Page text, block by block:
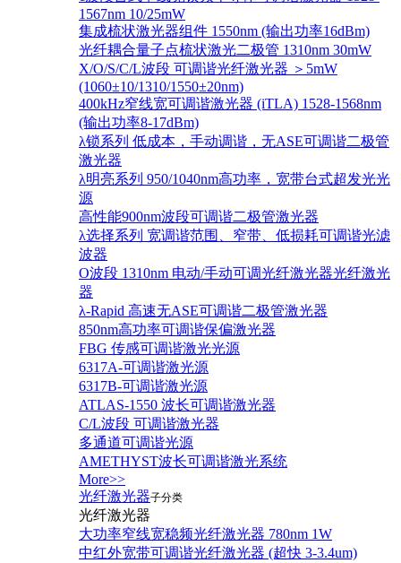
1567nm 10/25mW
集成梳状激光器组件 1550nm (输出功率16dBm)
光纤耦合量子点梳状激光二极管 1310nm 30mW
X/O/S/C/L波段 可调谐光纤激光器 ＞5mW
(1060±10/1310/1550±20nm)
400kHz窄线宽可调谐激光器 (iTLA) 1528-1568nm
(输出功率8-17dBm)
λ锁系列 低成本，手动调谐，无ASE可调谐二极管
激光器
λ明亮系列 950/1040nm高功率，宽带台式超发光光
源
高性能900nm波段可调谐二极管激光器
λ选择系列 宽调谐范围、窄带、低损耗可调谐光滤
波器
O波段 1310nm 电动/手动可调光纤激光器光纤激光
器
λ-Rapid 高速无ASE可调谐二极管激光器
850nm高功率可调谐保偏激光器
FBG 传感可调谐激光光源
6317A-可调谐激光源
6317B-可调谐激光源
ATLAS-1550 波长可调谐激光器
C/L波段 可调谐激光器
多通道可调谐光源
AMETHYST波长可调谐激光系统
More>>
光纤激光器子分类
光纤激光器
大功率窄线宽稳频光纤激光器 780nm 1W
中红外宽带可调谐光纤激光器 (超快 3-3.4um)